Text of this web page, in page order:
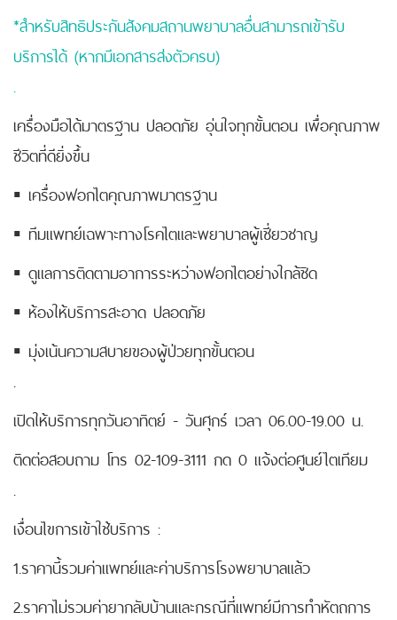
*สำหรับสิทธิประกันสังคมสถานพยาบาลอื่นสามารถเข้ารับ
บริการได้ (หากมีเอกสารส่งตัวครบ)
.
เครื่องมือได้มาตรฐาน ปลอดภัย อุ่นใจทุกขั้นตอน เพื่อคุณภาพ
ชีวิตที่ดียิ่งขึ้น
▪ เครื่องฟอกไตคุณภาพมาตรฐาน
▪ ทีมแพทย์เฉพาะทางโรคไตและพยาบาลผู้เชี่ยวชาญ
▪ ดูแลการติดตามอาการระหว่างฟอกไตอย่างใกล้ชิด
▪ ห้องให้บริการสะอาด ปลอดภัย
▪ มุ่งเน้นความสบายของผู้ป่วยทุกขั้นตอน
.
เปิดให้บริการทุกวันอาทิตย์ - วันศุกร์ เวลา 06.00-19.00 น.
ติดต่อสอบถาม โทร 02-109-3111 กด 0 แจ้งต่อศูนย์ไตเทียม
.
เงื่อนไขการเข้าใช้บริการ :
1.ราคานี้รวมค่าแพทย์และค่าบริการโรงพยาบาลแล้ว
2.ราคาไม่รวมค่ายากลับบ้านและกรณีที่แพทย์มีการทำหัตถการ